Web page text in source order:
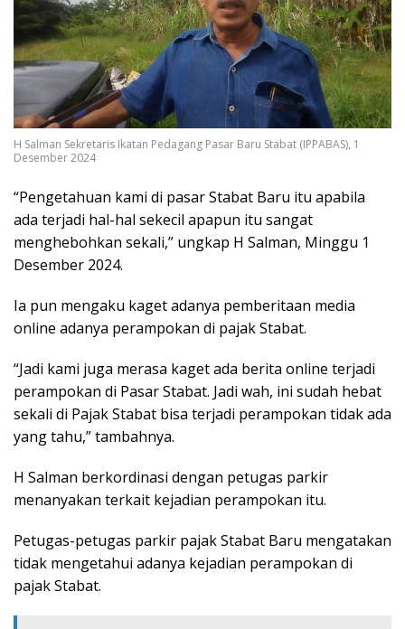
H Salman Sekretaris Ikatan Pedagang Pasar Baru Stabat (IPPABAS), 1
Desember 2024
“Pengetahuan kami di pasar Stabat Baru itu apabila
ada terjadi hal-hal sekecil apapun itu sangat
menghebohkan sekali,” ungkap H Salman, Minggu 1
Desember 2024.
Ia pun mengaku kaget adanya pemberitaan media
online adanya perampokan di pajak Stabat.
“Jadi kami juga merasa kaget ada berita online terjadi
perampokan di Pasar Stabat. Jadi wah, ini sudah hebat
sekali di Pajak Stabat bisa terjadi perampokan tidak ada
yang tahu,” tambahnya.
H Salman berkordinasi dengan petugas parkir
menanyakan terkait kejadian perampokan itu.
Petugas-petugas parkir pajak Stabat Baru mengatakan
tidak mengetahui adanya kejadian perampokan di
pajak Stabat.